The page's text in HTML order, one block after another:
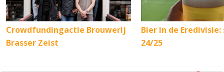
Crowdfundingactie Brouwerij
Brasser Zeist
Bier in de Eredivisie:
24/25